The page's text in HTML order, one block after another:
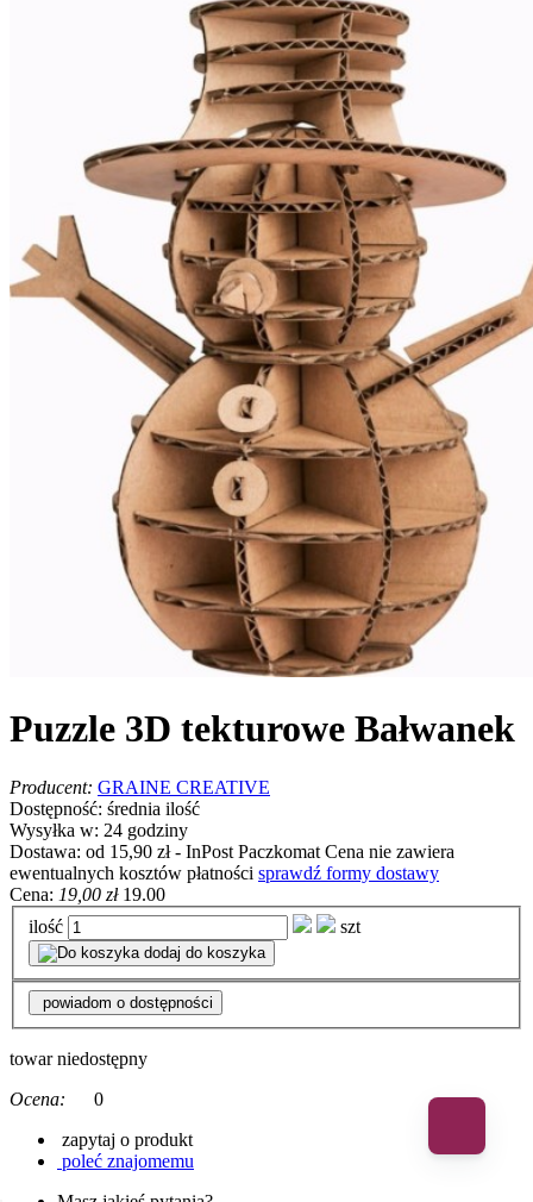
Puzzle 3D tekturowe Bałwanek
Producent: GRAINE CREATIVE
Dostępność: średnia ilość
Wysyłka w: 24 godziny
Dostawa: od 15,90 zł - InPost Paczkomat Cena nie zawiera
ewentualnych kosztów płatności sprawdź formy dostawy
Cena: 19,00 zł 19.00
ilość
szt
dodaj do koszyka
powiadom o dostępności
towar niedostępny
Ocena:
0
zapytaj o produkt
poleć znajomemu